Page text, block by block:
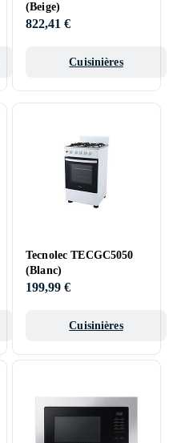
(Beige)
822,41 €
Cuisinières
Tecnolec TECGC5050
(Blanc)
199,99 €
Cuisinières